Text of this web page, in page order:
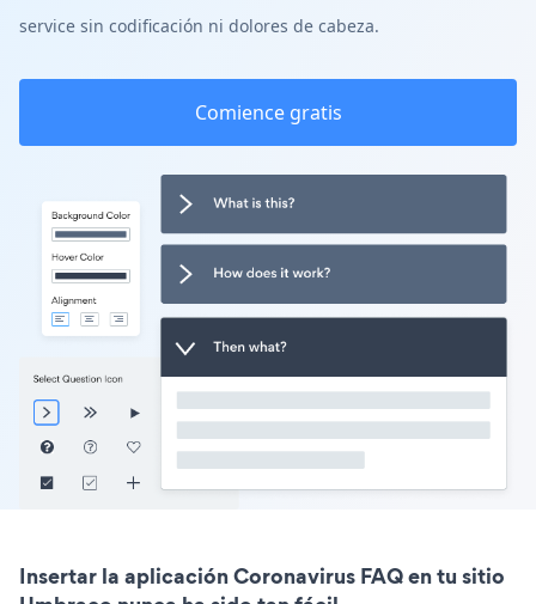
service sin codificación ni dolores de cabeza.
Comience gratis
Insertar la aplicación Coronavirus FAQ en tu sitio